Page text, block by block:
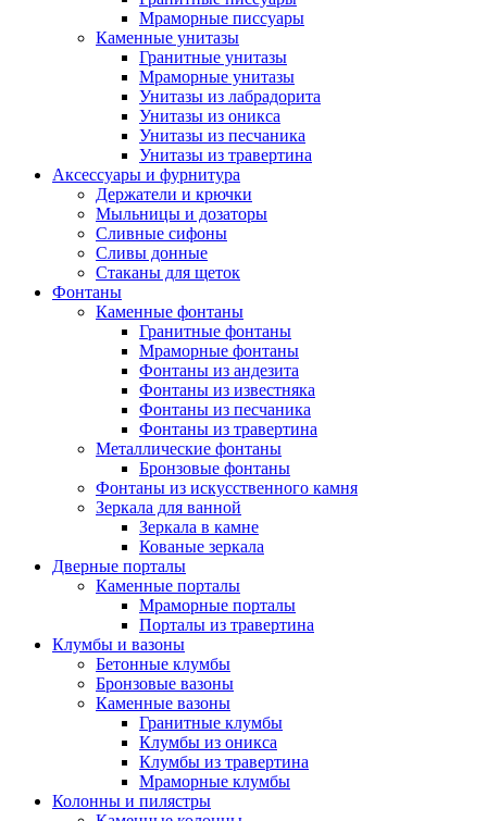
Мраморные писсуары
Каменные унитазы
Гранитные унитазы
Мраморные унитазы
Унитазы из лабрадорита
Унитазы из оникса
Унитазы из песчаника
Унитазы из травертина
Аксессуары и фурнитура
Держатели и крючки
Мыльницы и дозаторы
Сливные сифоны
Сливы донные
Стаканы для щеток
Фонтаны
Каменные фонтаны
Гранитные фонтаны
Мраморные фонтаны
Фонтаны из андезита
Фонтаны из известняка
Фонтаны из песчаника
Фонтаны из травертина
Металлические фонтаны
Бронзовые фонтаны
Фонтаны из искусственного камня
Зеркала для ванной
Зеркала в камне
Кованые зеркала
Дверные порталы
Каменные порталы
Мраморные порталы
Порталы из травертина
Клумбы и вазоны
Бетонные клумбы
Бронзовые вазоны
Каменные вазоны
Гранитные клумбы
Клумбы из оникса
Клумбы из травертина
Мраморные клумбы
Колонны и пилястры